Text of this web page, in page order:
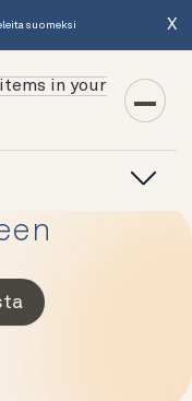
suomeksi X
in your